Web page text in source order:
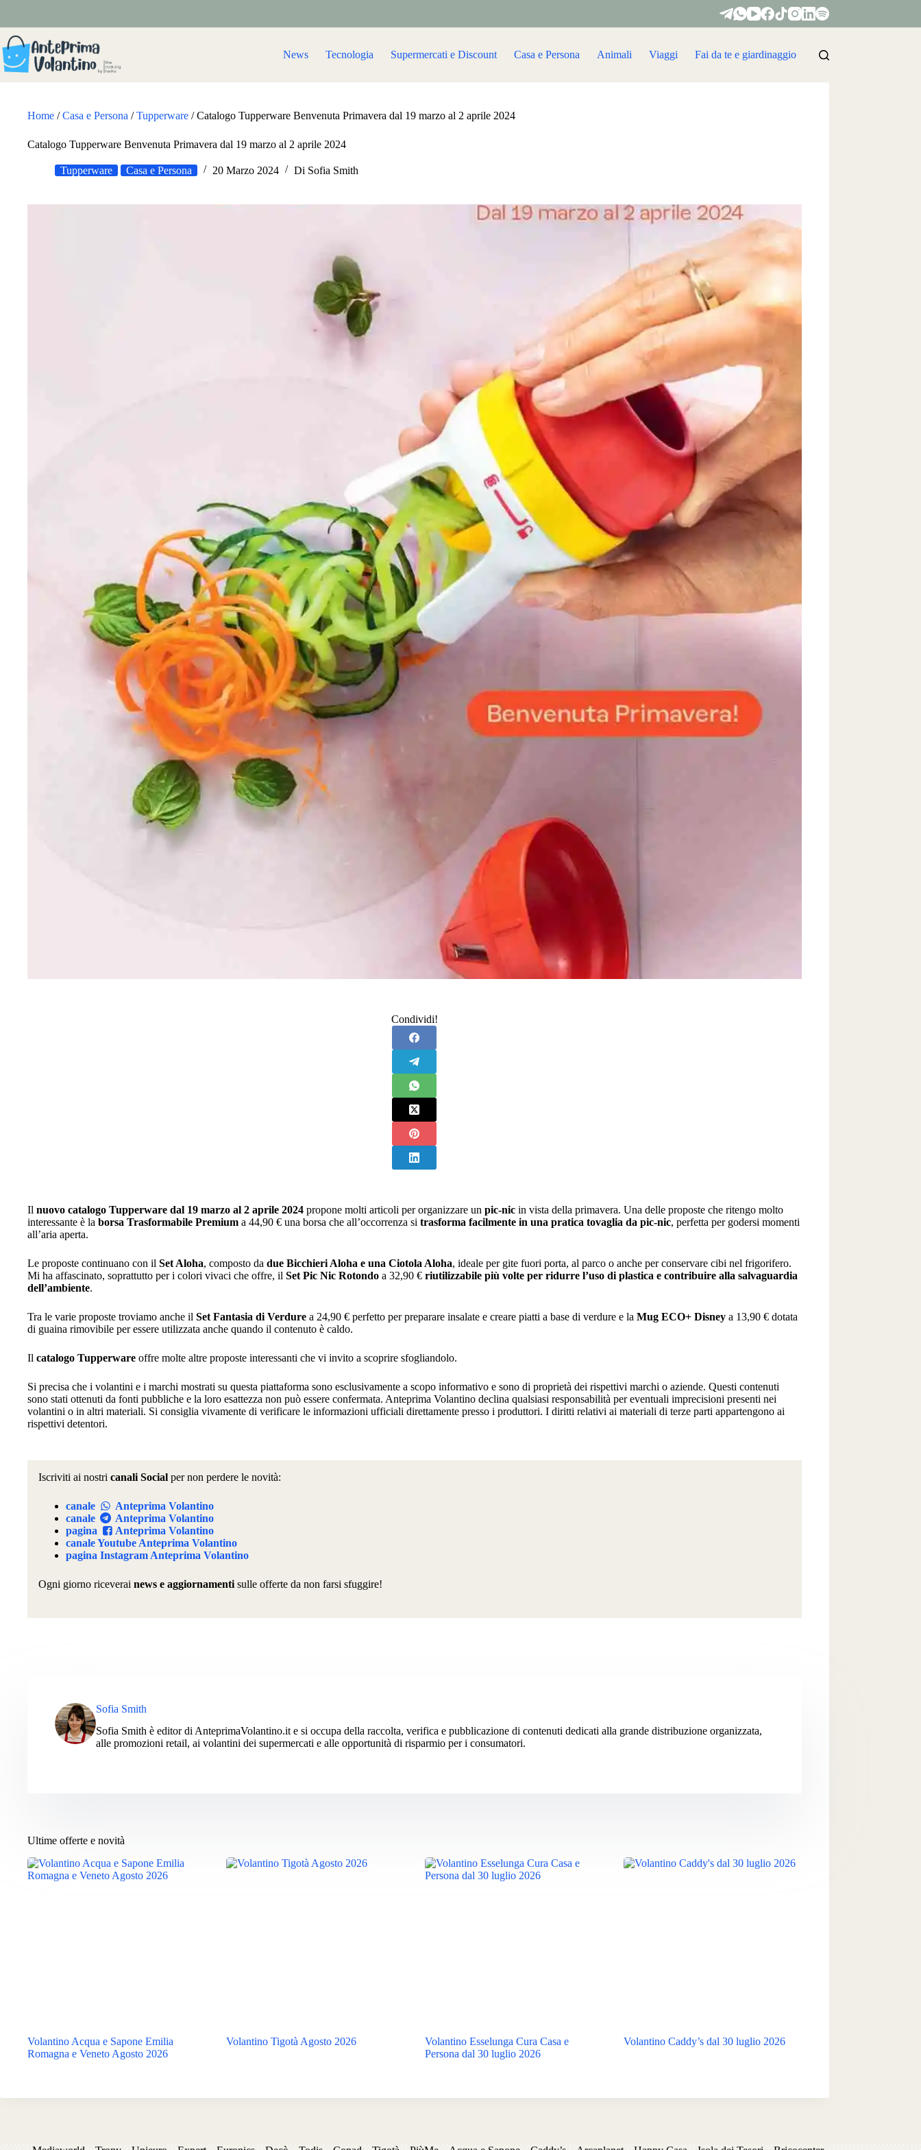
contenuto
News Tecnologia Supermercati e Discount Casa e Persona Animali Viaggi Fai da te e giardinaggio
Home /Casa e Persona /Tupperware /Catalogo Tupperware Benvenuta Primavera dal 19 marzo al 2 aprile 2024
Catalogo Tupperware Benvenuta Primavera dal 19 marzo al 2 aprile 2024
Tupperware Casa e Persona 20 Marzo 2024 Di Sofia Smith
Condividi!
Il nuovo catalogo Tupperware dal 19 marzo al 2 aprile 2024 propone molti articoli per organizzare un pic-nic in vista della primavera. Una delle proposte che ritengo molto
interessante è la borsa Trasformabile Premium a 44,90 € una borsa che all’occorrenza si trasforma facilmente in una pratica tovaglia da pic-nic, perfetta per godersi momenti
all’aria aperta.
Le proposte continuano con il Set Aloha, composto da due Bicchieri Aloha e una Ciotola Aloha, ideale per gite fuori porta, al parco o anche per conservare cibi nel frigorifero.
Mi ha affascinato, soprattutto per i colori vivaci che offre, il Set Pic Nic Rotondo a 32,90 € riutilizzabile più volte per ridurre l’uso di plastica e contribuire alla salvaguardia
dell’ambiente.
Tra le varie proposte troviamo anche il Set Fantasia di Verdure a 24,90 € perfetto per preparare insalate e creare piatti a base di verdure e la Mug ECO+ Disney a 13,90 € dotata
di guaina rimovibile per essere utilizzata anche quando il contenuto è caldo.
Il catalogo Tupperware offre molte altre proposte interessanti che vi invito a scoprire sfogliandolo.
Si precisa che i volantini e i marchi mostrati su questa piattaforma sono esclusivamente a scopo informativo e sono di proprietà dei rispettivi marchi o aziende. Questi contenuti
sono stati ottenuti da fonti pubbliche e la loro esattezza non può essere confermata. Anteprima Volantino declina qualsiasi responsabilità per eventuali imprecisioni presenti nei
volantini o in altri materiali. Si consiglia vivamente di verificare le informazioni ufficiali direttamente presso i produttori. I diritti relativi ai materiali di terze parti appartengono ai
rispettivi detentori.
Iscriviti ai nostri canali Social per non perdere le novità:
canale
Anteprima Volantino
canale
Anteprima Volantino
pagina
Anteprima Volantino
canale Youtube Anteprima Volantino
pagina Instagram Anteprima Volantino
Ogni giorno riceverai news e aggiornamenti sulle offerte da non farsi sfuggire!
Sofia Smith
Sofia Smith è editor di AnteprimaVolantino.it e si occupa della raccolta, verifica e pubblicazione di contenuti dedicati alla grande distribuzione organizzata,
alle promozioni retail, ai volantini dei supermercati e alle opportunità di risparmio per i consumatori.
Ultime offerte e novità
Volantino Acqua e Sapone Emilia
Romagna e Veneto Agosto 2026
Volantino Tigotà Agosto 2026
Volantino Esselunga Cura Casa e
Persona dal 30 luglio 2026
Volantino Caddy’s dal 30 luglio 2026